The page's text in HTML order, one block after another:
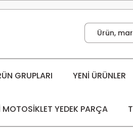
GRUPLARI YENİ ÜRÜNLER
MOTOSİKLET YEDEK PARÇA